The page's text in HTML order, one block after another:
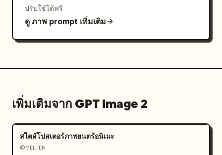
ปรับใช้ได้ฟรี
ดู ภาพ prompt เพิ่มเติม
เพิ่มเติมจาก GPT Image 2
สไตล์โปสเตอร์ภาพยนตร์อนิเมะ
@MELTEN